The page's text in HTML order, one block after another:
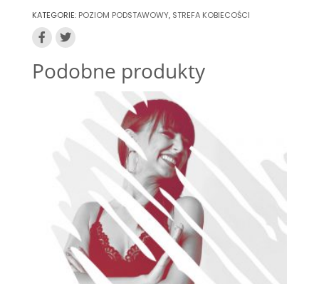
-
LADIES
SOLO
KATEGORIE: POZIOM PODSTAWOWY, STREFA KOBIECOŚCI
Podobne produkty